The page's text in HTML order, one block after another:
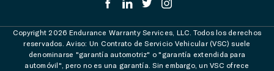
Copyright 2026 Endurance Warranty Services, LLC. Todos los derechos
reservados. Aviso: Un Contrato de Servicio Vehicular (VSC) suele
denominarse "garantía automotriz" o "garantía extendida para
automóvil", pero no es una garantía. Sin embargo, un VSC ofrece